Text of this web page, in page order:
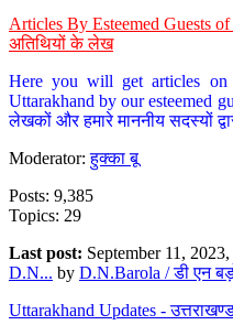
Articles By Esteemed Guests
अतिथियों के लेख
Here you will get articles on
Uttarakhand by our esteemed
लेखकों और हमारे माननीय सदस्यों
Moderator:हुक्का बू
Posts: 9,385
Topics: 29
Last post: September 11,
D.N... by D.N.Barola / डी एन
Uttarakhand Updates -